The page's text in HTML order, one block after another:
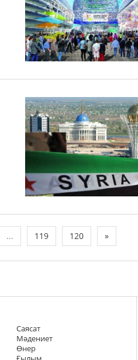
... 119 120 »
Саясат
Мәдениет
Өнер